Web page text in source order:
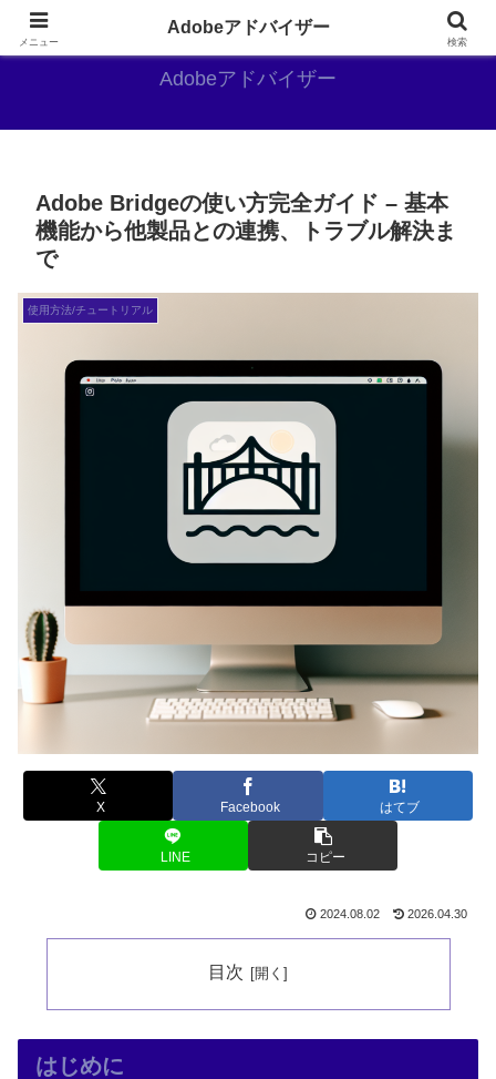
Adobe好きのAdobe推しブログ
Adobeアドバイザー
Adobe Bridgeの使い方完全ガイド – 基本
機能から他製品との連携、トラブル解決ま
で
使用方法/チュートリアル
X Facebook はてブ
LINE コピー
2024.08.02 2026.04.30
目次
はじめに
メニュー
Adobeアドバイザー
検索